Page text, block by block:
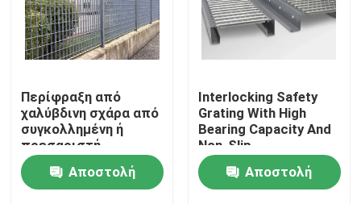
Σπίτι
Προϊόντα
Περίφραξη από
χαλύβδινη σχάρα από
συγκολλημένη ή
πρεσαριστή
χαλύβδινη σχάρα
Αποστολή
Interlocking Safety
Grating With High
Bearing Capacity And
Non-Slip
Αποστολή